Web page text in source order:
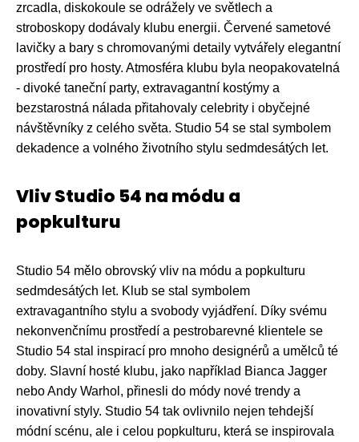
zrcadla, diskokoule se odrážely ve světlech a
stroboskopy dodávaly klubu energii. Červené sametové
lavičky a bary s chromovanými detaily vytvářely elegantní
prostředí pro hosty. Atmosféra klubu byla neopakovatelná
- divoké taneční party, extravagantní kostýmy a
bezstarostná nálada přitahovaly celebrity i obyčejné
návštěvníky z celého světa. Studio 54 se stal symbolem
dekadence a volného životního stylu sedmdesátých let.
Vliv Studio 54 na módu a
popkulturu
Studio 54 mělo obrovský vliv na módu a popkulturu
sedmdesátých let. Klub se stal symbolem
extravagantního stylu a svobody vyjádření. Díky svému
nekonvenčnímu prostředí a pestrobarevné klientele se
Studio 54 stal inspirací pro mnoho designérů a umělců té
doby. Slavní hosté klubu, jako například Bianca Jagger
nebo Andy Warhol, přinesli do módy nové trendy a
inovativní styly. Studio 54 tak ovlivnilo nejen tehdejší
módní scénu, ale i celou popkulturu, která se inspirovala